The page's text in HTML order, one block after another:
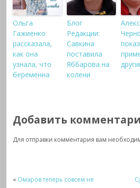
Ольга
Гажиенко
рассказала,
как она
узнала, что
беременна
Блог
Редакции:
Савкина
поставила
Яббарова на
колени
Добавить
Для отправки комментария вам
« Омаров теперь совсем не